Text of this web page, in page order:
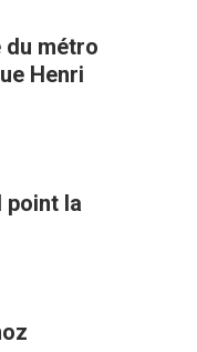
du métro
Henri
la